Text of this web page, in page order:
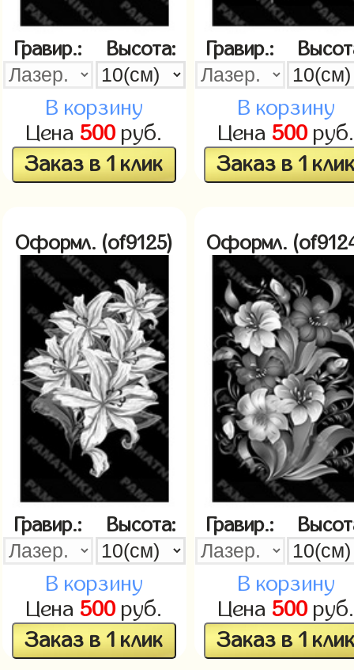
Гравир.: Высота:
В корзину
Цена 500руб.
Заказ в 1 клик
Гравир.:
В корзину
Цена 500руб.
Заказ в 1
Оформл. (of9125)
Гравир.: Высота:
В корзину
Цена 500руб.
Заказ в 1 клик
Оформл.
Гравир.:
В корзину
Цена 500руб.
Заказ в 1